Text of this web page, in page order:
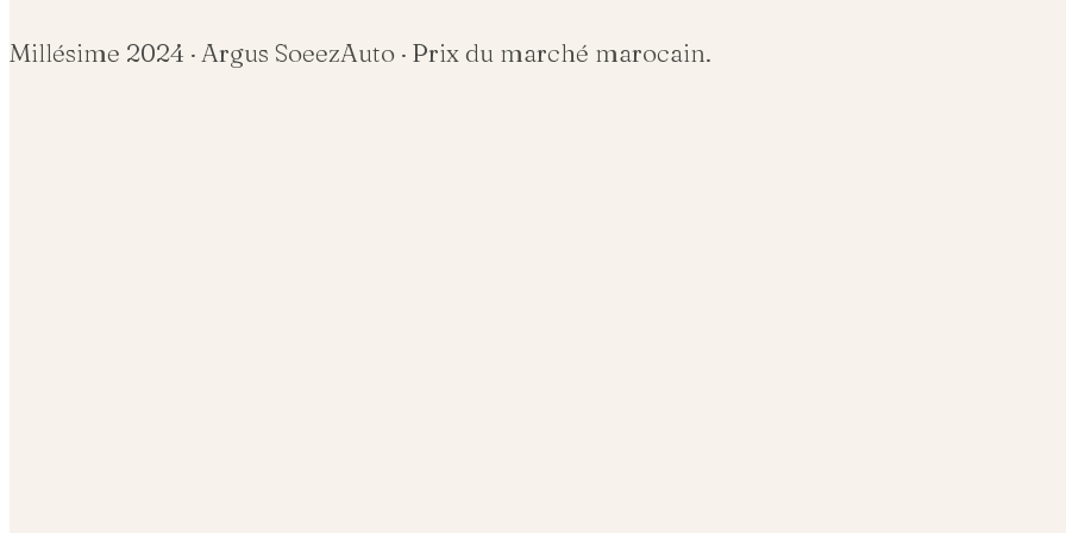
Millésime 2024 · Argus SoeezAuto · Prix du marché marocain.